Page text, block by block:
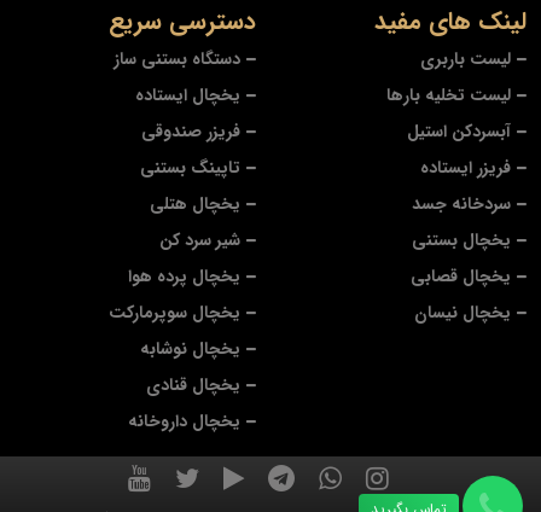
دسترسی سریع
دستگاه بستنی ساز
یخچال ایستاده
فریزر صندوقی
تاپینگ بستنی
یخچال هتلی
شیر سرد کن
یخچال پرده هوا
یخچال سوپرمارکت
یخچال نوشابه
یخچال قنادی
یخچال داروخانه
لینک های مفید
لیست باربری
لیست تخلیه بارها
آبسردکن استیل
فریزر ایستاده
سردخانه جسد
یخچال بستنی
یخچال قصابی
یخچال نیسان